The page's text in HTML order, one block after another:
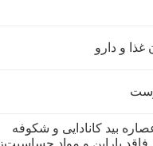
غذا و دارو
بید کانادایی و شکوفه
پارابن و مواد حساسیت‌زا